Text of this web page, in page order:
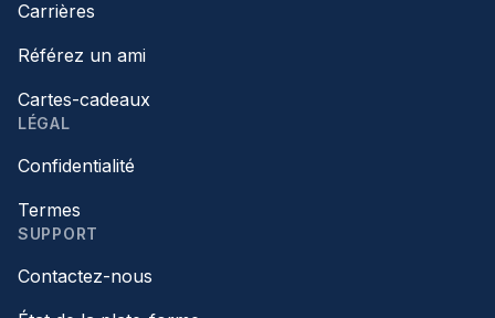
Carrières
Référez un ami
Cartes-cadeaux
LÉGAL
Confidentialité
Termes
SUPPORT
Contactez-nous